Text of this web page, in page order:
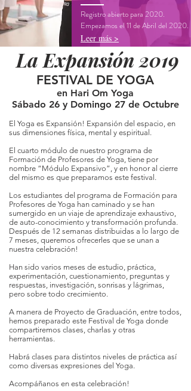
Registro abierto para 2020.
Empezamos el 11 de Abril del 2020.
Leer más >
La Expansión 2019
FESTIVAL DE YOGA
en Hari Om Yoga
Sábado 26 y Domingo 27 de Octubre
El Yoga es Expansión! Expansión del espacio, en
sus dimensiones física, mental y espiritual.
El cuarto módulo de nuestro programa de
Formación de Profesores de Yoga, tiene por
nombre “Módulo Expansivo”, y en honor al cierre
del mismo es que preparamos este festival.
Los estudiantes del programa de Formación para
Profesores de Yoga han caminado y se han
sumergido en un viaje de aprendizaje exhaustivo,
de auto-conocimiento y transformación profunda.
Después de 12 semanas distribuidas a lo largo de
7 meses, queremos ofrecerles que se unan a
nuestra celebración!
Han sido varios meses de estudio, práctica,
experimentación, cuestionamiento, preguntas y
respuestas, investigación, sonrisas y lágrimas,
pero sobre todo crecimiento.
A manera de Proyecto de Graduación, entre todos,
hemos preparado este Festival de Yoga donde
compartiremos clases, charlas y otras
herramientas.
Habrá clases para distintos niveles de práctica así
como diversas expresiones del Yoga.
Acompáñanos en esta celebración!